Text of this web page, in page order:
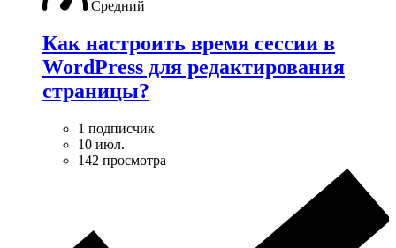
Средний
Как настроить время сессии в
WordPress для редактирования
страницы?
1 подписчик
10 июл.
142 просмотра